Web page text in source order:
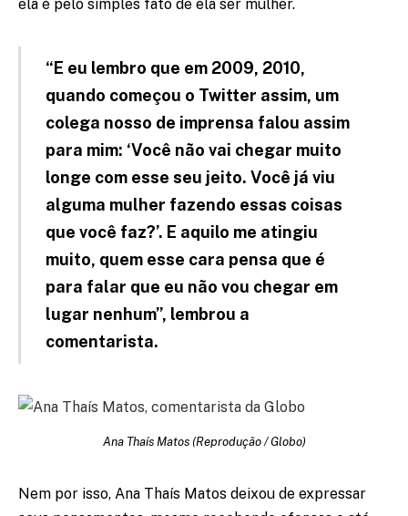
ela é pelo simples fato de ela ser mulher.
“E eu lembro que em 2009, 2010,
quando começou o Twitter assim, um
colega nosso de imprensa falou assim
para mim: ‘Você não vai chegar muito
longe com esse seu jeito. Você já viu
alguma mulher fazendo essas coisas
que você faz?’. E aquilo me atingiu
muito, quem esse cara pensa que é
para falar que eu não vou chegar em
lugar nenhum”, lembrou a
comentarista.
Ana Thaís Matos (Reprodução / Globo)
Nem por isso, Ana Thaís Matos deixou de expressar